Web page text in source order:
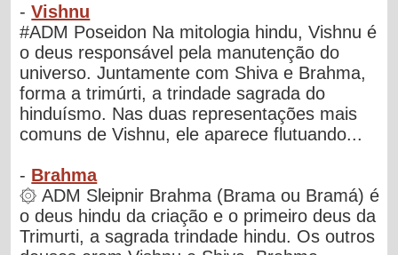
-Vishnu
#ADM Poseidon Na mitologia hindu, Vishnu é
o deus responsável pela manutenção do
universo. Juntamente com Shiva e Brahma,
forma a trimúrti, a trindade sagrada do
hinduísmo. Nas duas representações mais
comuns de Vishnu, ele aparece flutuando...
- Brahma
۞ ADM Sleipnir Brahma (Brama ou Bramá) é
o deus hindu da criação e o primeiro deus da
Trimurti, a sagrada trindade hindu. Os outros